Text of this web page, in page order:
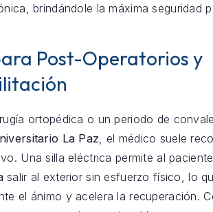
brindándole la máxima seguridad
Post-Operatorios y
ortopédica o un periodo de
La Paz, el médico suele
Una silla eléctrica permite al
salir al exterior sin esfuerzo físico, lo
el ánimo y acelera la recuperación.